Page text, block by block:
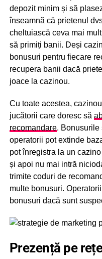
depozit minim și să
înseamnă că prietenul
cheltuiască ceva mai
să primiți banii. Deși
bonusuri pentru fiecare
recupera banii dacă
joace la cazinou.
Cu toate acestea,
jucătorii care doresc să
recomandare. Bonusurile
operatorii pot extinde
pot înregistra la un
și apoi nu mai intră
trimite coduri de
multe bonusuri.
bonusuri dacă sunt
Prezență pe